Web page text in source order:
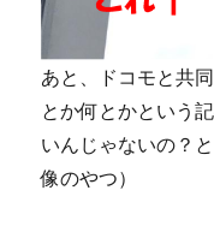
あと、ドコモと共
とか何とかという
いんじゃないの？
像のやつ）